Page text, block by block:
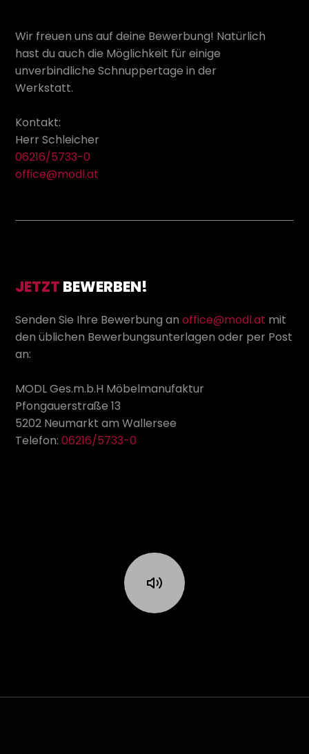
Wir freuen uns auf deine Bewerbung! Natürlich
hast du auch die Möglichkeit für einige
unverbindliche Schnuppertage in der
Werkstatt.
Kontakt:
Herr Schleicher
06216/5733-0
office@modl.at
JETZT BEWERBEN!
Senden Sie Ihre Bewerbung anoffice@modl.at mit
den üblichen Bewerbungsunterlagen oder per Post
an:
MODL Ges.m.b.H Möbelmanufaktur
Pfongauerstraße 13
5202 Neumarkt am Wallersee
Telefon:06216/5733-0